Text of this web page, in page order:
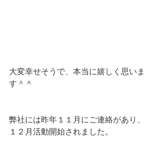
大変幸せそうで、本当に嬉しく思いま
す＾＾
弊社には昨年１１月にご連絡があり、
１２月活動開始されました。